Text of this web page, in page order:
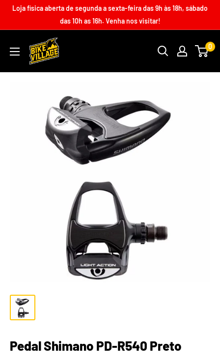
Loja física aberta de segunda a sexta-feira das 9h às 18h, sábado
das 10h as 16h. Venha nos visitar!
0
Pedal Shimano PD-R540 Preto